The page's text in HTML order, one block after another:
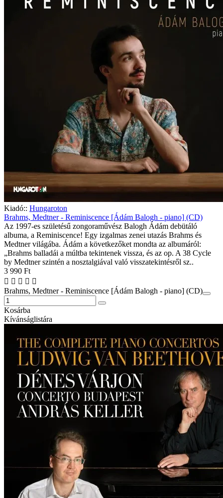
Kiadó:: Hungaroton
Brahms, Medtner - Reminiscence [Ádám Balogh - piano] (CD)
Az 1997-es születésű zongoraművész Balogh Ádám debütáló
albuma, a Reminiscence! Egy izgalmas zenei utazás Brahms és
Medtner világába. Ádám a következőket mondta az albumáról:
„Brahms balladái a múltba tekintenek vissza, és az op. A 38 Cycle
by Medtner szintén a nosztalgiával való visszatekintésről sz..
3 990 Ft
Brahms, Medtner - Reminiscence [Ádám Balogh - piano] (CD)
Kosárba
Kívánságlistára